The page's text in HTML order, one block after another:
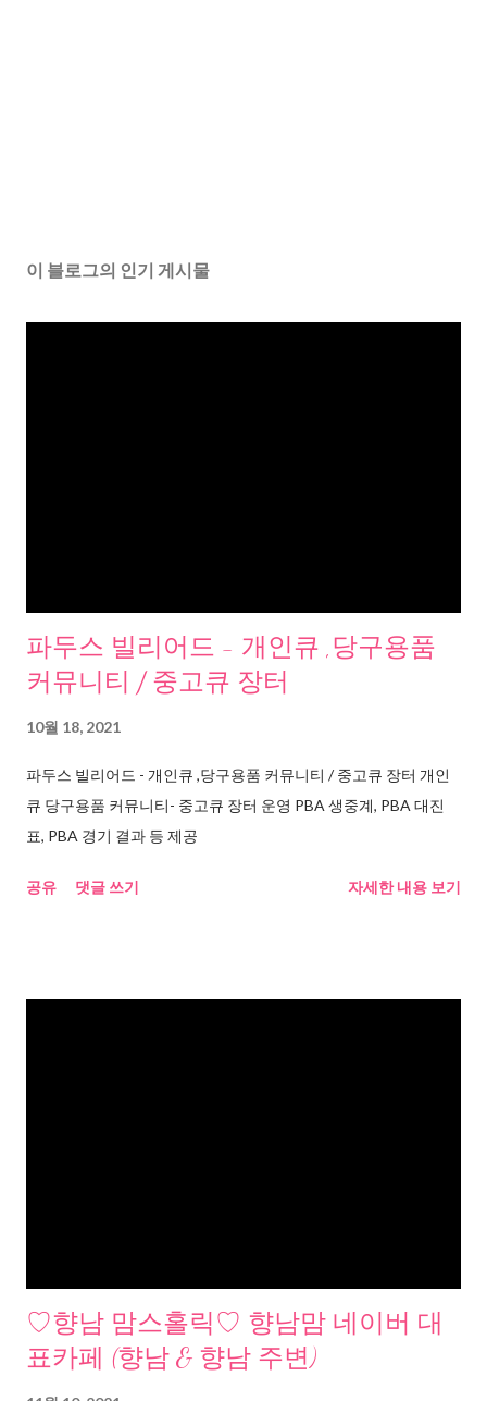
이 블로그의 인기 게시물
파두스 빌리어드 - 개인큐 ,당구용품
커뮤니티 / 중고큐 장터
10월 18, 2021
파두스 빌리어드 - 개인큐 ,당구용품 커뮤니티 / 중고큐 장터 개인
큐 당구용품 커뮤니티- 중고큐 장터 운영 PBA 생중계, PBA 대진
표, PBA 경기 결과 등 제공
공유 댓글 쓰기 자세한 내용 보기
♡향남 맘스홀릭♡ 향남맘 네이버 대
표카페 (향남 & 향남 주변)